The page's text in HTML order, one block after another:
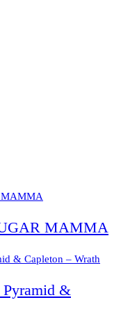
MAMMA
Pyramid &